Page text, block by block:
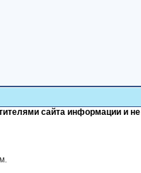
сайта информации и